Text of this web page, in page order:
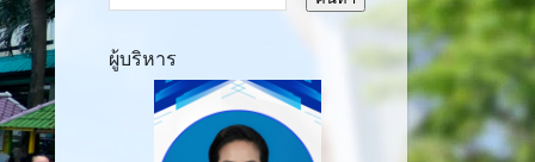
ผู้บริหาร